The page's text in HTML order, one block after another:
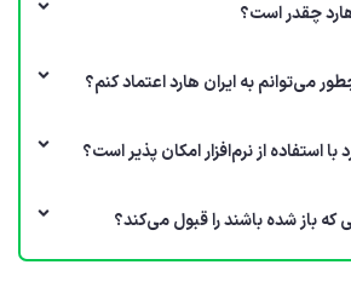
هارد چقدر است؟
می‌توانم به ایران هارد اعتماد کنم؟
با استفاده از نرم‌افزار امکان پذیر است؟
که باز شده باشند را قبول می‌کند؟